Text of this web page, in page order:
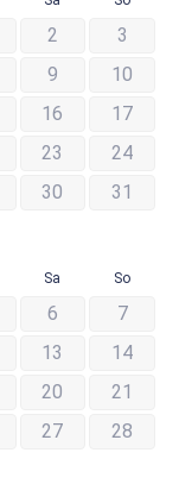
2
3
9
10
16
17
23
24
30 31
Sa So
6
7
13
14
20
21
27
28